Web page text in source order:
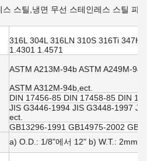
스틸,냉면 무선 스테인레스 스틸 파
316L 304L 316LN 310S 316Ti 347H
1.4301 1.4571
ASTM A213M-94b ASTM A249M-
ASTM A312M-94b,ect.
DIN 17456-85 DIN 17458-85 DIN
JIS G3446-1994 JIS G3448-1997
ect.
GB13296-1991 GB14975-2002
a) O.D.: 1/8"에서 12" b) W.T.: 2mm